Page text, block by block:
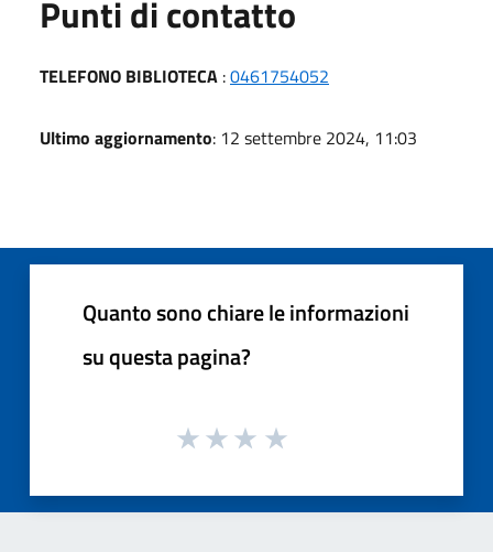
Punti di contatto
TELEFONO BIBLIOTECA :0461754052
Ultimo aggiornamento: 12 settembre 2024, 11:03
Quanto sono chiare le informazioni
su questa pagina?